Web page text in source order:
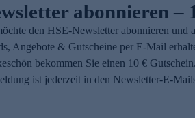
abonnieren –
den HSE-Newsletter abonnieren und
Angebote & Gutscheine per E-Mail
bekommen Sie einen 10 €
ist jederzeit in den Newsletter-E-